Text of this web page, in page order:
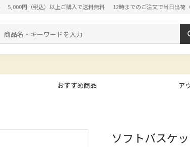
5,000円（税込）以上ご購入で送料無料 12時までのご注文で当日出荷（
おすすめ商品 ア
ソフトバスケ